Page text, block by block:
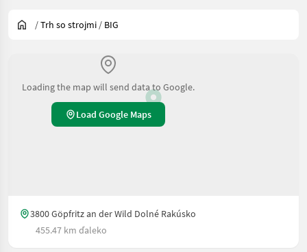
/Trh so strojmi / BIG
Loading the map will send data to Google.
Load Google Maps
3800 Göpfritz an der Wild Dolné Rakúsko
455.47 km ďaleko